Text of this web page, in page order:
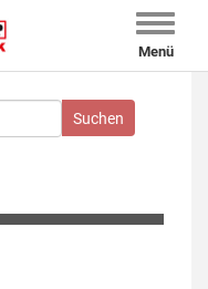
Toggle
Menü